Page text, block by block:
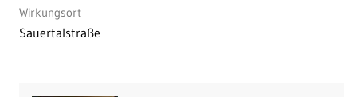
Wirkungsort
Sauertalstraße